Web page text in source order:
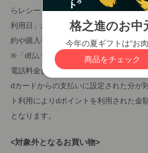
らレシートメールが送付されます。レ
利用日」が対象日であるお買物が対象
約や購入手続き完了のみの場合は対象外
※「d払い(ネットとモバイルオーダー)
電話料金合算払いからの支払い、d払い
dカードからの支払いに設定された分が
ト利用によりdポイントを利用された金
となります。
<対象外となるお買い物>